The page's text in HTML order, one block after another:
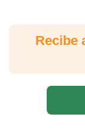
Recibe